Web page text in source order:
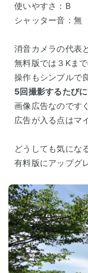
使いやすさ：B
シャッター音：無
消音カメラの代表
無料版では３Kま
操作もシンプルで
5回撮影するたび
画像広告なのです
広告が入る点はマ
どうしても気にな
有料版にアップグ